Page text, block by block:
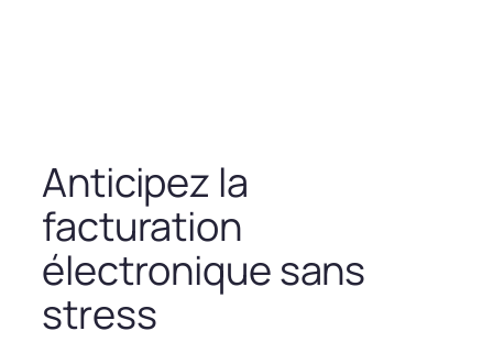
Anticipez la
facturation
électronique sans
stress